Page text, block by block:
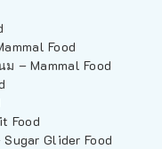
Food
– Mammal Food
Food
Glider Food